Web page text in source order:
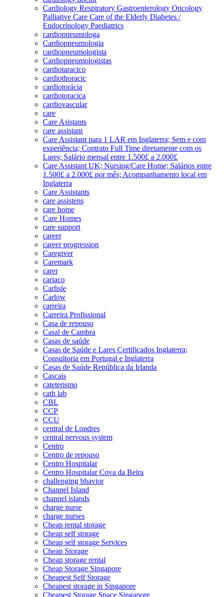
Cardiology Respiratory Gastroenterology Oncology
Palliative Care Care of the Elderly Diabetes /
Endocrinology Paediatrics
cardiopneumologa
Cardiopneumologia
cardiopneumologista
Cardiopneumologistas
cardiotaracico
cardiothoracic
cardiotorácia
cardiotoracica
cardiovascular
care
Care Asistants
care assistant
Care Assistant para 1 LAR em Inglaterra; Sem e com
experiência; Contrato Full Time diretamente com os
Lares; Salário mensal entre 1.500£ a 2.000£
Care Assistant UK; Nursing/Care Home; Salários entre
1.500£ a 2.000£ por mês; Acompanhamento local em
Inglaterra
Care Assistants
care assistens
care home
Care Homes
care support
career
career progression
Caregiver
Caremark
carer
cariaco
Carlisle
Carlow
carreira
Carreira Profissional
Casa de repouso
Casal de Cambra
Casas de saúde
Casas de Saúde e Lares Certificados Inglaterra;
Consultoria em Portugal e Inglaterra
Casas de Saúde República da Irlanda
Cascais
cateterismo
cath lab
CBL
CCP
CCU
central de Londres
central nervous system
Centro
Centro de repouso
Centro Hospitalar
Centro Hospitalar Cova da Beira
challenging bhavior
Channel Island
channel islands
charge nurse
charge nurses
Cheap rental storage
Cheap self storage
Cheap self storage Services
Cheap Storage
Cheap storage rental
Cheap Storage Singapore
Cheapest Self Storage
Cheapest storage in Singapore
Cheapest Storage Space Singapore